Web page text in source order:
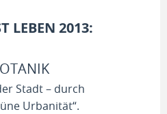
LEBEN 2013:
Stadt – durch
Urbanität“.